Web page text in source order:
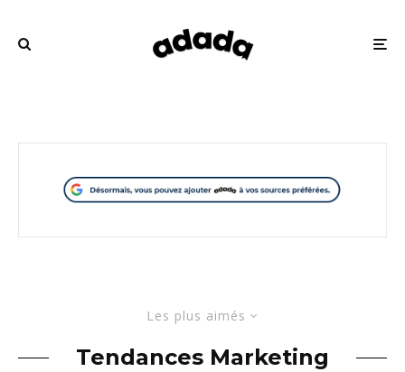
Les plus aimés
Tendances Marketing